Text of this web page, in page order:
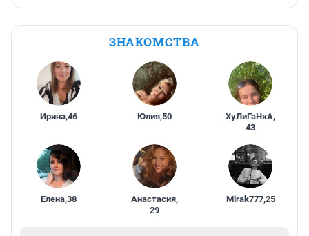
ЗНАКОМСТВА
Ирина,46 Юлия,50 ХуЛиГаНкА,
43
Елена,38 Анастасия,
29
Mirak777,25